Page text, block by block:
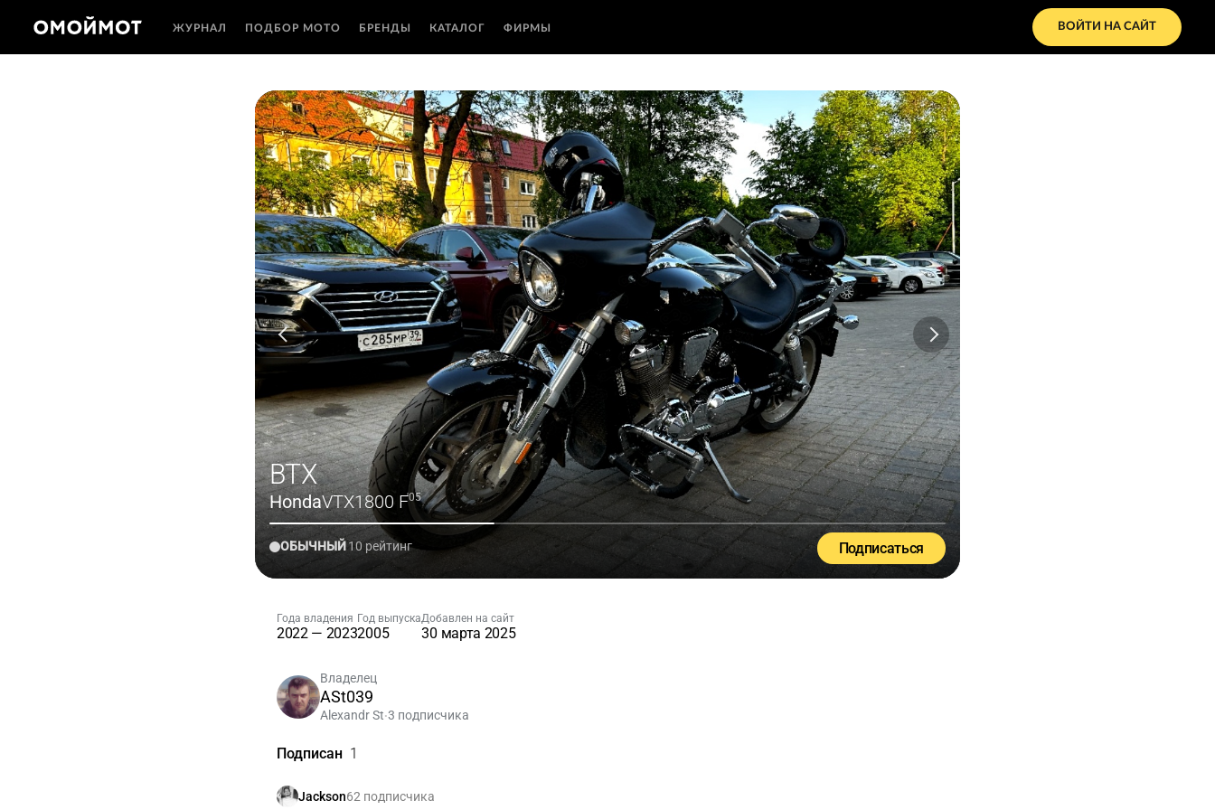
ЖУРНАЛ ПОДБОР МОТО БРЕНДЫ КАТАЛОГ ФИРМЫ ВОЙТИ НА САЙТ
ВТХ
HondaVTX1800 F'05
ОБЫЧНЫЙ10 рейтинг Подписаться
Года владения
2022 — 2023
Год выпуска
2005
Добавлен на сайт
30 марта 2025
Владелец
ASt039
Alexandr St•3 подписчика
Подписан 1
Jackson62 подписчика